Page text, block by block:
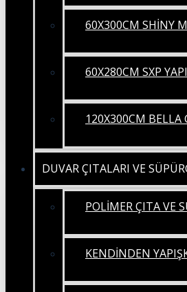
60X300CM SHİNY
60X280CM SXP
120X300CM BELLA
DUVAR ÇITALARI VE
POLİMER ÇITA VE
KENDİNDEN